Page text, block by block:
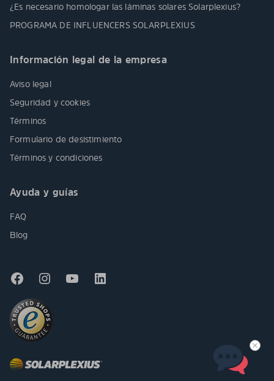
¿Es necesario homologar las láminas solares Solarplexius?
PROGRAMA DE INFLUENCERS SOLARPLEXIUS
Información legal de la empresa
Aviso legal
Seguridad y cookies
Términos
Formulario de desistimiento
Términos y condiciones
Ayuda y guías
FAQ
Blog